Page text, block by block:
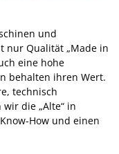
und
nur Qualität „Made in
eine hohe
behalten ihren Wert.
technisch
die „Alte“ in
How und einen